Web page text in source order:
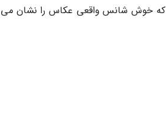
که خوش شانس واقعی عکاس را نشان می